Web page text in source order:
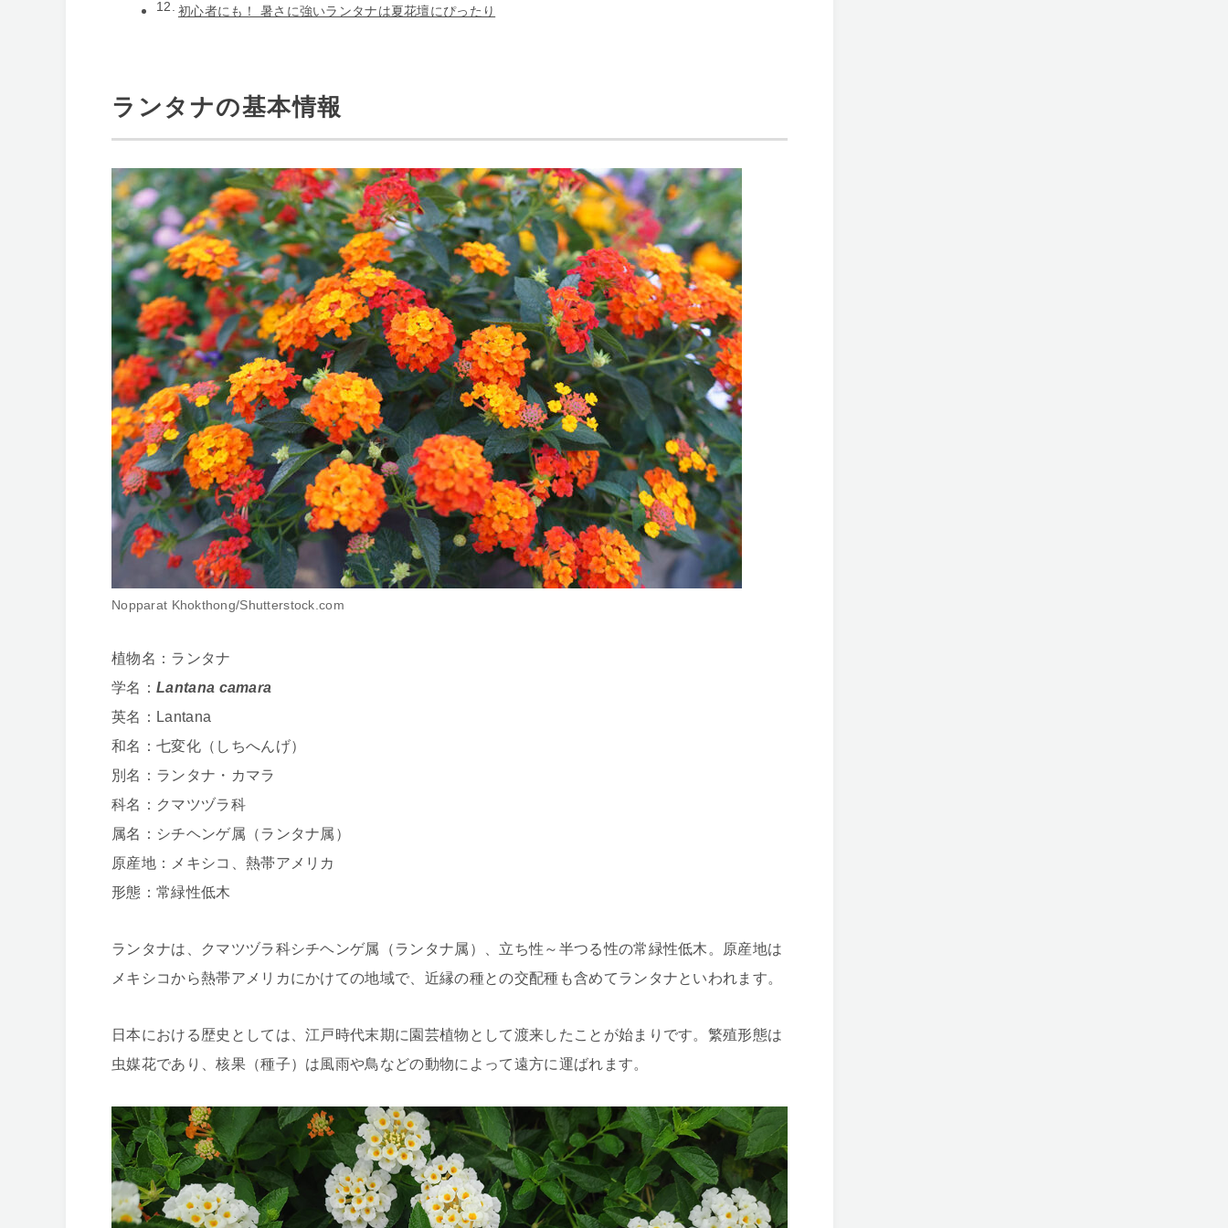
初心者にも！ 暑さに強いランタナは夏花壇にぴったり
ランタナの基本情報
Nopparat Khokthong/Shutterstock.com
植物名：ランタナ
学名： Lantana camara
英名：Lantana
和名：七変化（しちへんげ）
別名：ランタナ・カマラ
科名：クマツヅラ科
属名：シチヘンゲ属（ランタナ属）
原産地：メキシコ、熱帯アメリカ
形態：常緑性低木
ランタナは、クマツヅラ科シチヘンゲ属（ランタナ属）、立ち性～半つる性の常緑性低木。原産地は
メキシコから熱帯アメリカにかけての地域で、近縁の種との交配種も含めてランタナといわれます。
日本における歴史としては、江戸時代末期に園芸植物として渡来したことが始まりです。繁殖形態は
虫媒花であり、核果（種子）は風雨や鳥などの動物によって遠方に運ばれます。